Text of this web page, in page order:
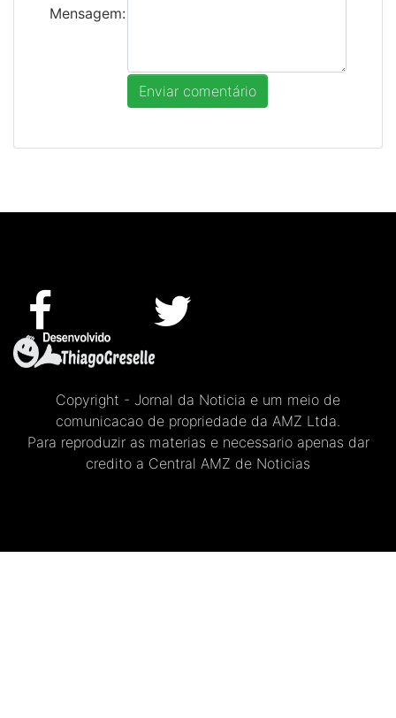
Mensagem:
Copyright - Jornal da Noticia e um meio de
comunicacao de propriedade da AMZ Ltda.
Para reproduzir as materias e necessario apenas dar
credito a Central AMZ de Noticias